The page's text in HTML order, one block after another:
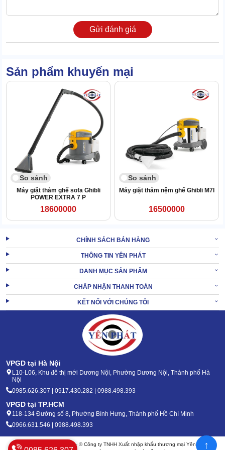
các tòa nhà văn phòng lớn, trường học, bệnh viện.
Do được làm từ chất liệu đảm bảo, trải qua khâu kiểm định chặt
nên
có độ bền cao.
Thân máy có thể chịu ẩm, chịu hóa chất, bụi bẩn siêu tốt. Bề mặt
không bị hư hại kể cả khi va đập mạnh, xô ngã trên nền đất.
Kể cả khi bạn khai thác công năng với cường độ cao, máy vẫn có
tuổi thọ đáng gờm (15-17 năm).
Siêu cơ động, tính đa năng hiếm có
Gửi đánh giá
Sản phẩm khuyến mại
So sánh
Máy giặt thảm ghế sofa Ghibli
POWER EXTRA 7 P
18600000
So sánh
Máy giặt thảm nệm ghế Ghibli M7I
16500000
CHÍNH SÁCH BÁN HÀNG
THÔNG TIN YÊN PHÁT
DANH MỤC SẢN PHẨM
CHẤP NHẬN THANH TOÁN
KẾT NỐI VỚI CHÚNG TÔI
VPGD tại Hà Nội
L10-L06, Khu đô thị mới Dương Nội, Phường Dương Nội, Thành phố Hà
Nội
0985.626.307 | 0917.430.282 | 0988.498.393
VPGD tại TP.HCM
118-134 Đường số 8, Phường Bình Hưng, Thành phố Hồ Chí Minh
0966.631.546 | 0988.498.393
Bản quyền 2020 - 2026 – © Công ty TNHH Xuất nhập khẩu thương mại Yên Phát
↑